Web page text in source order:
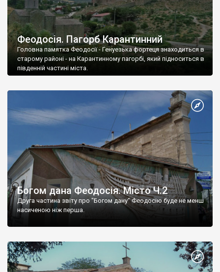
Феодосія. Пагорб Карантинний
Головна памятка Феодосії - Генуезька фортеця знаходиться в
старому районі - на Карантинному пагорбі, який підноситься в
південній частині міста.
Богом дана Феодосія. Місто Ч.2
Друга частина звіту про "Богом дану" Феодосію буде не менш
насиченою ніж перша.